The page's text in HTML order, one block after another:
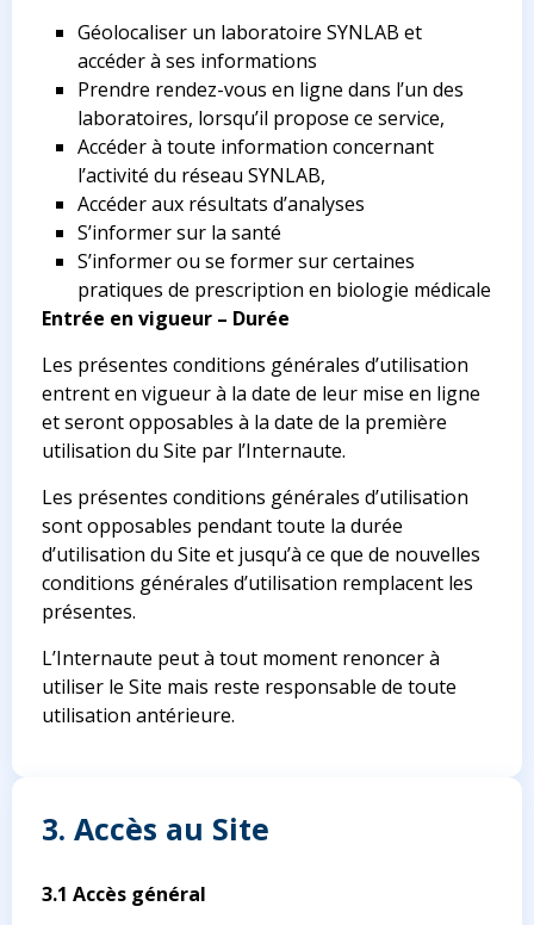
Géolocaliser un laboratoire SYNLAB et
accéder à ses informations
Prendre rendez-vous en ligne dans l’un des
laboratoires, lorsqu’il propose ce service,
Accéder à toute information concernant
l’activité du réseau SYNLAB,
Accéder aux résultats d’analyses
S’informer sur la santé
S’informer ou se former sur certaines
pratiques de prescription en biologie médicale
Entrée en vigueur – Durée
Les présentes conditions générales d’utilisation
entrent en vigueur à la date de leur mise en ligne
et seront opposables à la date de la première
utilisation du Site par l’Internaute.
Les présentes conditions générales d’utilisation
sont opposables pendant toute la durée
d’utilisation du Site et jusqu’à ce que de nouvelles
conditions générales d’utilisation remplacent les
présentes.
L’Internaute peut à tout moment renoncer à
utiliser le Site mais reste responsable de toute
utilisation antérieure.
3. Accès au Site
3.1 Accès général